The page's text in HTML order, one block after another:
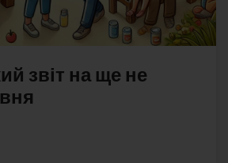
звіт на ще не